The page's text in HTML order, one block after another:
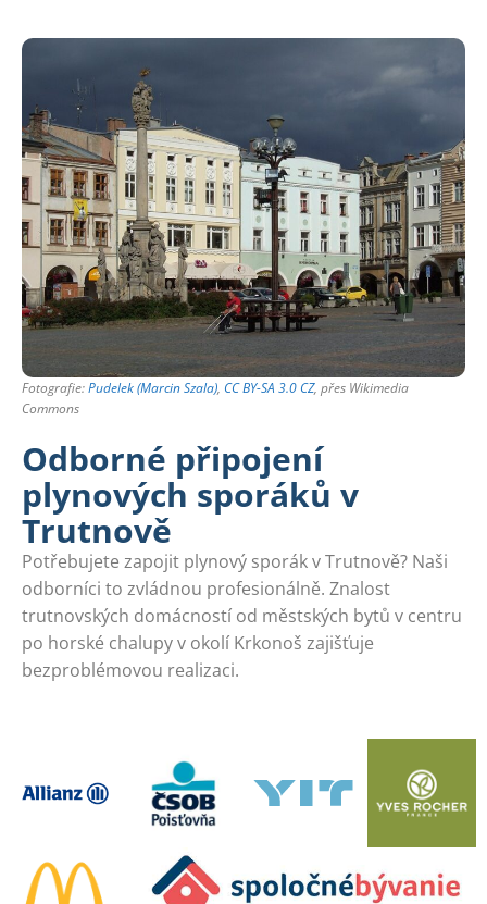
Fotografie:Pudelek (Marcin Szala), CC BY-SA 3.0 CZ, přes Wikimedia
Commons
Odborné připojení
plynových sporáků v
Trutnově
Potřebujete zapojit plynový sporák v Trutnově? Naši
odborníci to zvládnou profesionálně. Znalost
trutnovských domácností od městských bytů v centru
po horské chalupy v okolí Krkonoš zajišťuje
bezproblémovou realizaci.